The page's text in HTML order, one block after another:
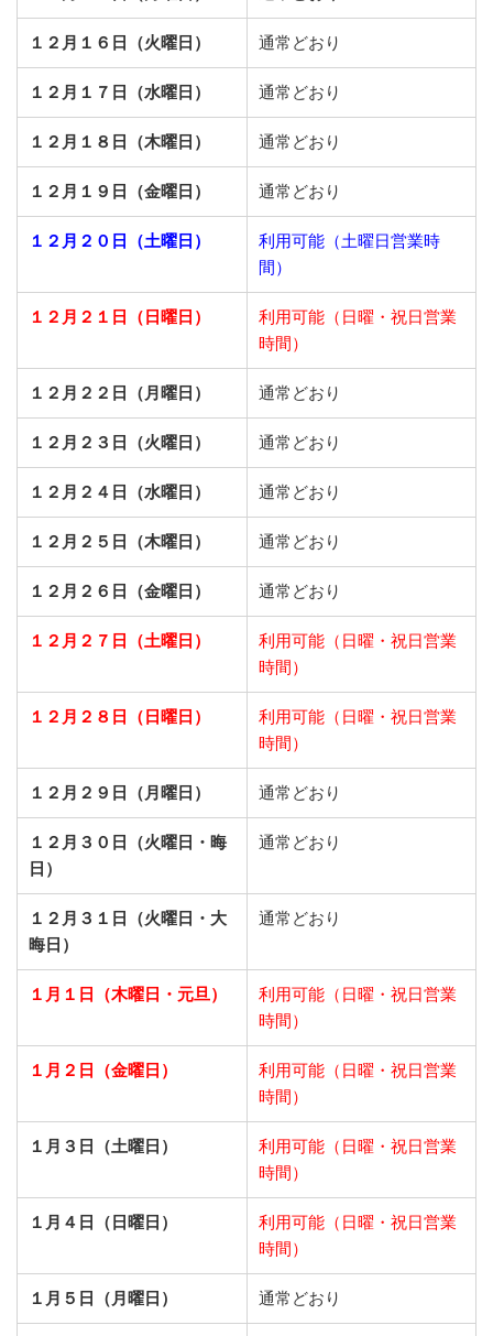
１２月１６日（火曜日） 通常どおり
１２月１７日（水曜日） 通常どおり
１２月１８日（木曜日） 通常どおり
１２月１９日（金曜日） 通常どおり
１２月２０日（土曜日）
利用可能（土曜日営業時
間）
１２月２１日（日曜日）
利用可能（日曜・祝日営業
時間）
１２月２２日（月曜日） 通常どおり
１２月２３日（火曜日） 通常どおり
１２月２４日（水曜日） 通常どおり
１２月２５日（木曜日） 通常どおり
１２月２６日（金曜日） 通常どおり
１２月２７日（土曜日）
利用可能（日曜・祝日営業
時間）
１２月２８日（日曜日）
利用可能（日曜・祝日営業
時間）
１２月２９日（月曜日） 通常どおり
１２月３０日（火曜日・晦
日）
通常どおり
１２月３１日（火曜日・大
晦日）
通常どおり
１月１日（木曜日・元旦）
利用可能（日曜・祝日営業
時間）
１月２日（金曜日）
利用可能（日曜・祝日営業
時間）
１月３日（土曜日）
利用可能（日曜・祝日営業
時間）
１月４日（日曜日）
利用可能（日曜・祝日営業
時間）
１月５日（月曜日） 通常どおり